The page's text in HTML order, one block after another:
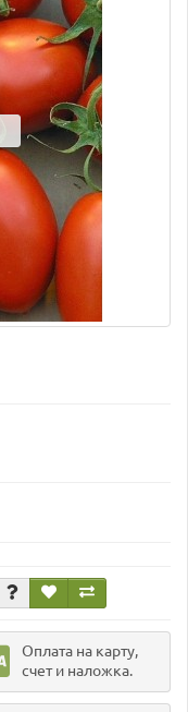
Оплата на карту,
счет и наложка.